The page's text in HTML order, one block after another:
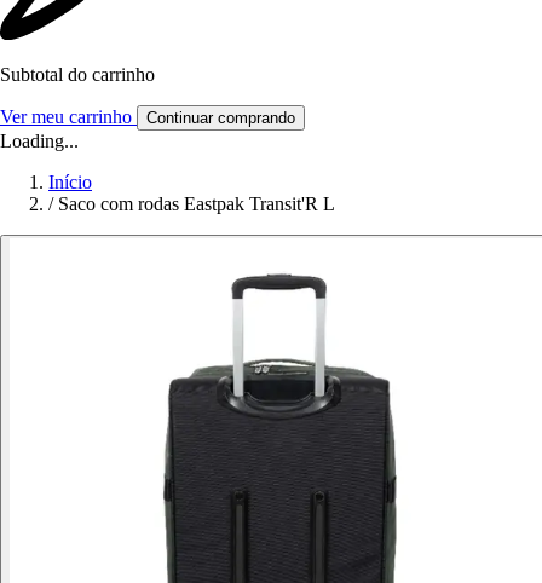
Subtotal do carrinho
Ver meu carrinho Continuar comprando
Loading...
Início
/ Saco com rodas Eastpak Transit'R L